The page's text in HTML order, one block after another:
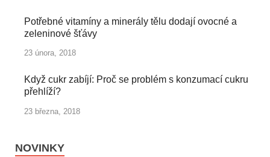
Potřebné vitamíny a minerály tělu dodají ovocné a
zeleninové šťávy
23 února, 2018
Když cukr zabíjí: Proč se problém s konzumací cukru
přehlíží?
23 března, 2018
NOVINKY